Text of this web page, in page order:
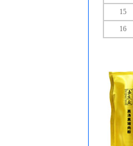
15
16